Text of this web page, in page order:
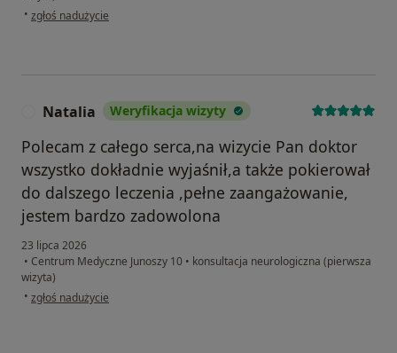
• w opinii użytkownika Dorota
zgłoś nadużycie
Natalia Weryfikacja wizyty
Polecam z całego serca,na wizycie Pan doktor
wszystko dokładnie wyjaśnił,a także pokierował
do dalszego leczenia ,pełne zaangażowanie,
jestem bardzo zadowolona
23 lipca 2026
• Centrum Medyczne Junoszy 10 • konsultacja neurologiczna (pierwsza
wizyta)
• w opinii użytkownika Natalia
zgłoś nadużycie